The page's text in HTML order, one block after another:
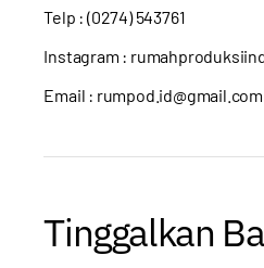
Telp : (0274) 543761
Instagram :
Email : rumpod.id@gmail.com
Tinggalkan